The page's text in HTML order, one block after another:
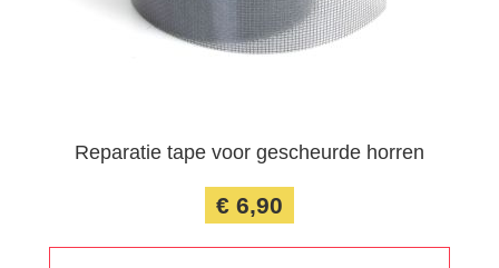
Reparatie tape voor gescheurde horren
€ 6,90